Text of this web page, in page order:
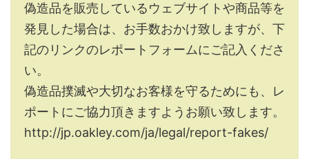
偽造品を販売しているウェブサイトや商品等を
発見した場合は、お手数おかけ致しますが、下
記のリンクのレポートフォームにご記入くださ
い。
偽造品撲滅や大切なお客様を守るためにも、レ
ポートにご協力頂きますようお願い致します。
http://jp.oakley.com/ja/legal/report-fakes/